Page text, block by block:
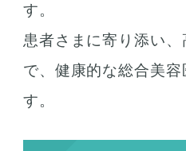
す。
患者さまに寄り添い
で、健康的な総合美
す。